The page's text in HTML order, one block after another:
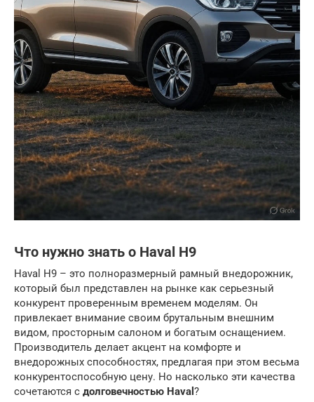
Что нужно знать о Haval H9
Haval H9 – это полноразмерный рамный внедорожник,
который был представлен на рынке как серьезный
конкурент проверенным временем моделям. Он
привлекает внимание своим брутальным внешним
видом, просторным салоном и богатым оснащением.
Производитель делает акцент на комфорте и
внедорожных способностях, предлагая при этом весьма
конкурентоспособную цену. Но насколько эти качества
сочетаются с долговечностью Haval ?